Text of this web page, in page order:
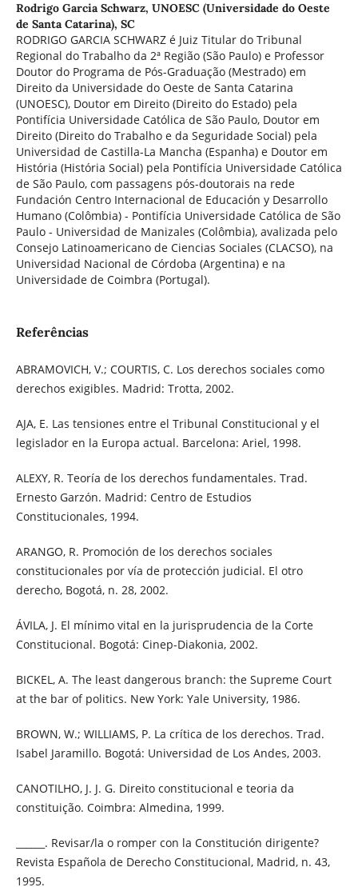
Rodrigo Garcia Schwarz, UNOESC (Universidade do Oeste
de Santa Catarina), SC
RODRIGO GARCIA SCHWARZ é Juiz Titular do Tribunal
Regional do Trabalho da 2ª Região (São Paulo) e Professor
Doutor do Programa de Pós-Graduação (Mestrado) em
Direito da Universidade do Oeste de Santa Catarina
(UNOESC), Doutor em Direito (Direito do Estado) pela
Pontifícia Universidade Católica de São Paulo, Doutor em
Direito (Direito do Trabalho e da Seguridade Social) pela
Universidad de Castilla-La Mancha (Espanha) e Doutor em
História (História Social) pela Pontifícia Universidade Católica
de São Paulo, com passagens pós-doutorais na rede
Fundación Centro Internacional de Educación y Desarrollo
Humano (Colômbia) - Pontifícia Universidade Católica de São
Paulo - Universidad de Manizales (Colômbia), avalizada pelo
Consejo Latinoamericano de Ciencias Sociales (CLACSO), na
Universidad Nacional de Córdoba (Argentina) e na
Universidade de Coimbra (Portugal).
Referências
ABRAMOVICH, V.; COURTIS, C. Los derechos sociales como
derechos exigibles. Madrid: Trotta, 2002.
AJA, E. Las tensiones entre el Tribunal Constitucional y el
legislador en la Europa actual. Barcelona: Ariel, 1998.
ALEXY, R. Teoría de los derechos fundamentales. Trad.
Ernesto Garzón. Madrid: Centro de Estudios
Constitucionales, 1994.
ARANGO, R. Promoción de los derechos sociales
constitucionales por vía de protección judicial. El otro
derecho, Bogotá, n. 28, 2002.
ÁVILA, J. El mínimo vital en la jurisprudencia de la Corte
Constitucional. Bogotá: Cinep-Diakonia, 2002.
BICKEL, A. The least dangerous branch: the Supreme Court
at the bar of politics. New York: Yale University, 1986.
BROWN, W.; WILLIAMS, P. La crítica de los derechos. Trad.
Isabel Jaramillo. Bogotá: Universidad de Los Andes, 2003.
CANOTILHO, J. J. G. Direito constitucional e teoria da
constituição. Coimbra: Almedina, 1999.
______. Revisar/la o romper con la Constitución dirigente?
Revista Española de Derecho Constitucional, Madrid, n. 43,
1995.